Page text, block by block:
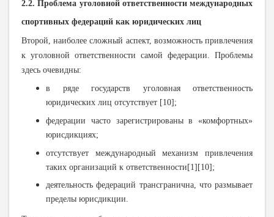
2.2. Проблема уголовной ответственности международных
спортивных федераций как юридических лиц
Второй, наиболее сложный аспект, возможность привлечения
к уголовной ответственности самой федерации. Проблемы
здесь очевидны:
в ряде государств уголовная ответственность
юридических лиц отсутствует [10];
федерации часто зарегистрированы в «комфортных»
юрисдикциях;
отсутствует международный механизм привлечения
таких организаций к ответственности[1][10];
деятельность федераций трансгранична, что размывает
пределы юрисдикции.